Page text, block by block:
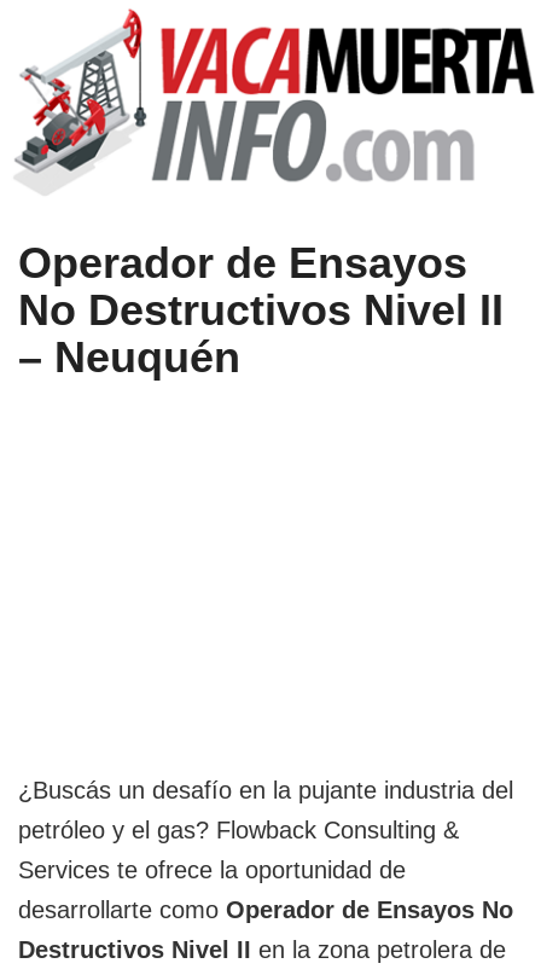
Operador de Ensayos
No Destructivos Nivel II
– Neuquén
¿Buscás un desafío en la pujante industria del
petróleo y el gas? Flowback Consulting &
Services te ofrece la oportunidad de
desarrollarte como Operador de Ensayos No
Destructivos Nivel II en la zona petrolera de